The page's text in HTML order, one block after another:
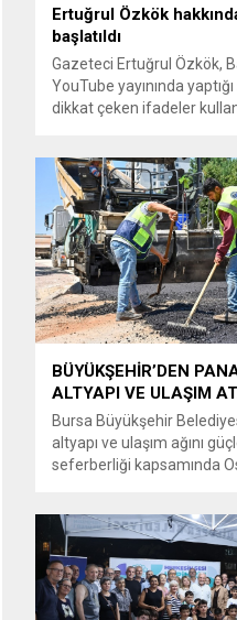
Ertuğrul Özkök
başlatıldı
Gazeteci Ertuğrul Özkök,
YouTube yayınında
dikkat çeken ifadeler
‘Cumhurbaşkanına
re’sen soruşturma
hakkındaki soruşturma
Çağlayan’daki İstanbul
giderek savcılığa ifade
ardından adliyeden
Programdaki sözleri ve
BÜYÜKŞEHİR’DEN
ALTYAPI VE ULAŞIM
Bursa Büyükşehir
altyapı ve ulaşım ağını
seferberliği kapsamında
Büyükşehir Belediyesi,
Müdürlüğü ve Ulaşım
koordinasyonuyla
Panayır Mahallesi 3’üncü